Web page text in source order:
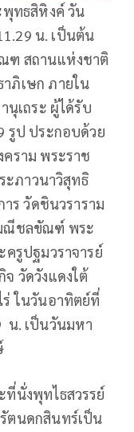
พุทธสิหิงค์ วัน
น. เป็นต้น
ฑ สถานแห่งชาติ
ภิเษก ภายใน
นุเถระ ผู้ได้รับ
รูป ประกอบด้วย
ราม พระราช
ะภาวนาวิสุทธิ
ร วัดชินวราราม
ณีชลขัณฑ์ พระ
รูปฐมวราจารย์
วัดวังแดงใต้
ในวันอาทิตย์ที่
น. เป็นวันมหา
นั่งพุทไธสวรรย์
ตนดกสินทร์เป็น